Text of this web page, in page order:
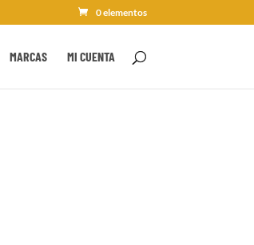
0 elementos
MARCAS MI CUENTA